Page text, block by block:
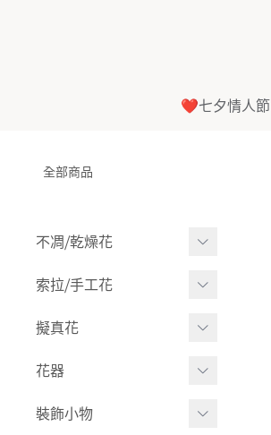
❤️七夕情人節
全部商品
不凋⧸乾燥花
多色組合
- 其他
索拉⧸手工花
索拉花(有花莖)
- 莉朵獨家水染
擬真花
盆栽⧸成品
綜合花束
花器
小型花器
裝飾小物